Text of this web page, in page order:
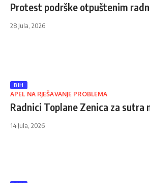
Protest podrške otpuštenim
28 Jula, 2026
BIH
APEL NA RJEŠAVANJE PROBLEMA
Radnici Toplane Zenica za
14 Jula, 2026